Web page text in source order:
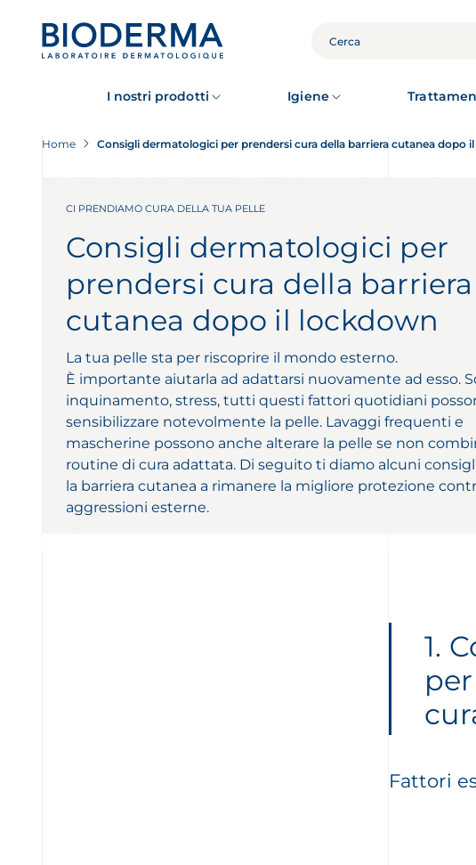
CERCA
I nostri prodotti Igiene
Home Consigli dermatologici per prendersi cura della barriera cutanea dopo
CI PRENDIAMO CURA DELLA TUA PELLE
Consigli dermatologici per
prendersi cura della barriera
cutanea dopo il lockdown
La tua pelle sta per riscoprire il mondo esterno.
È importante aiutarla ad adattarsi nuovamente ad esso.
inquinamento, stress, tutti questi fattori quotidiani
sensibilizzare notevolmente la pelle. Lavaggi frequenti e
mascherine possono anche alterare la pelle se non
routine di cura adattata. Di seguito ti diamo alcuni
la barriera cutanea a rimanere la migliore protezione
aggressioni esterne.
1.
Fattori